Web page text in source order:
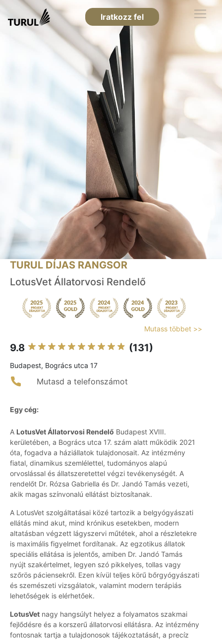
Iratkozz fel
TURUL DÍJAS RANGSOR
LotusVet Állatorvosi Rendelő
Mutass többet >>
9.8 (131)
Budapest, Bogrács utca 17
Mutasd a telefonszámot
Egy cég:
A LotusVet Állatorvosi Rendelő Budapest XVIII.
kerületében, a Bogrács utca 17. szám alatt működik 2021
óta, fogadva a háziállatok tulajdonosait. Az intézmény
fiatal, dinamikus szemlélettel, tudományos alapú
orvoslással és állatszeretettel végzi tevékenységét. A
rendelőt Dr. Rózsa Gabriella és Dr. Jandó Tamás vezeti,
akik magas színvonalú ellátást biztosítanak.
A LotusVet szolgáltatásai közé tartozik a belgyógyászati
ellátás mind akut, mind krónikus esetekben, modern
altatásban végzett lágyszervi műtétek, ahol a részletekre
is maximális figyelmet fordítanak. Az egzotikus állatok
speciális ellátása is jelentős, amiben Dr. Jandó Tamás
nyújt szakértelmet, legyen szó pikkelyes, tollas vagy
szőrös páciensekről. Ezen kívül teljes körű bőrgyógyászati
és szemészeti vizsgálatok, valamint modern terápiás
lehetőségek is elérhetőek.
LotusVet nagy hangsúlyt helyez a folyamatos szakmai
fejlődésre és a korszerű állatorvosi ellátásra. Az intézmény
fontosnak tartja a tulajdonosok tájékoztatását, a precíz